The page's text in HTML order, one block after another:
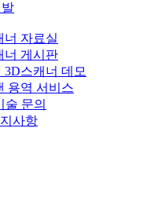
너 자료실
너 게시판
3D스캐너 데모
용역 서비스
술 문의
사항